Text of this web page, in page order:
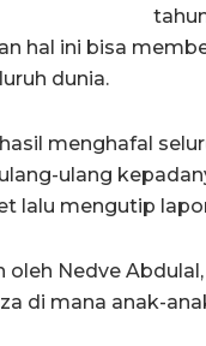
hal ini bisa
dunia.
menghafal
ulang
lalu mengutip
Nedve
di mana anak-